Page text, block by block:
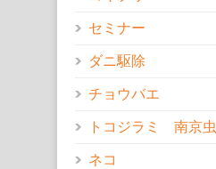
セミナー
ダニ駆除
チョウバエ
トコジラミ 南京虫
ネコ